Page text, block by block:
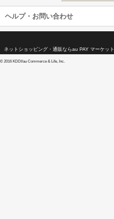
ヘルプ・お問い合わせ
ネットショッピング・通販ならau PAY マーケット
© 2016 KDDI/au Commerce & Life, Inc.